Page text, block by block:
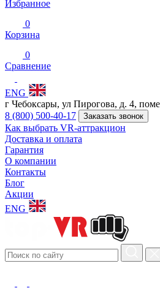
Избранное
0
Корзина
0
Сравнение
ENG
г Чебоксары, ул Пирогова, д. 4,
8 (800) 500-40-17
Заказать звонок
Как выбрать VR-аттракцион
Доставка и оплата
Гарантия
О компании
Контакты
Блог
Акции
ENG